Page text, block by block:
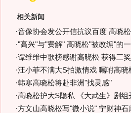
相关新闻
·音像协会发公开信抗议百度 高晓
·"高兴"与"费解" 高晓松"被改编"的
·谭维维中歌榜感谢高晓松 获得三
·汪小菲不满大S拍激情戏 嘱咐高晓
·韩寒高晓松将赴非洲"找灵感"
·高晓松护大S隐私 《大武生》剧组
·方文山高晓松写"微小说" 宁财神石